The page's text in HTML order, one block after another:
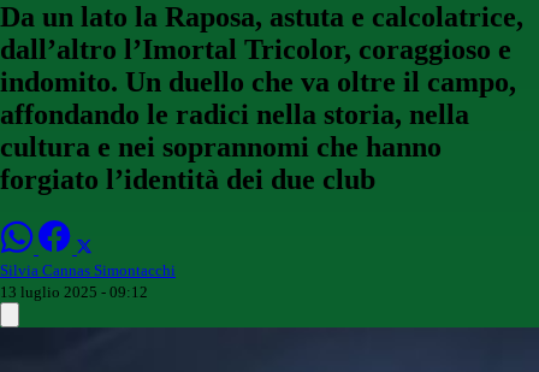
Da un lato la Raposa, astuta e calcolatrice,
dall’altro l’Imortal Tricolor, coraggioso e
indomito. Un duello che va oltre il campo,
affondando le radici nella storia, nella
cultura e nei soprannomi che hanno
forgiato l’identità dei due club
Silvia Cannas Simontacchi
13 luglio 2025 - 09:12